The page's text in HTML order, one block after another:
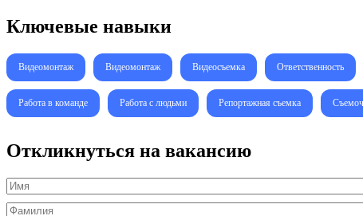
Ключевые навыки
Видеомонтаж Видеомонтаж Видеосъемка Ответственность
Работа в команде Работа с людьми Репортажная съемка
Откликнуться на вакансию